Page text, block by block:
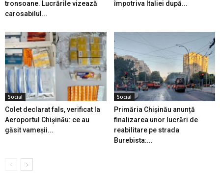
tronsoane. Lucrările vizează
carosabilul...
împotriva Italiei după...
Social
Colet declarat fals, verificat la
Aeroportul Chișinău: ce au
găsit vameșii...
Social
Primăria Chișinău anunță
finalizarea unor lucrări de
reabilitare pe strada
Burebista:...